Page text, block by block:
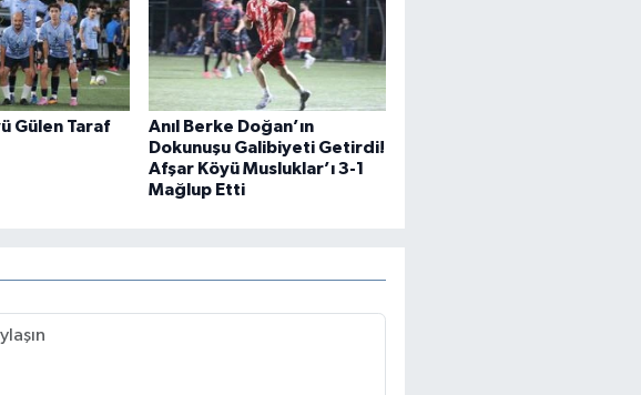
Gülen Taraf
Anıl Berke Doğan’ın
Dokunuşu Galibiyeti Getirdi!
Afşar Köyü Musluklar’ı 3-1
Mağlup Etti